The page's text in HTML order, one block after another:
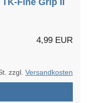
Fine Grip II
4,99 EUR
zzgl. Versandkosten